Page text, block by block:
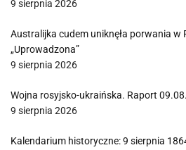
9 sierpnia 2026
Australijka cudem uniknęła porwania w
„Uprowadzona”
9 sierpnia 2026
Wojna rosyjsko-ukraińska. Raport
9 sierpnia 2026
Kalendarium historyczne: 9 sierpnia